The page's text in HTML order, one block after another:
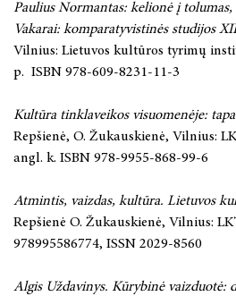
Paulius Normantas: kelionė į tolumas,
Vakarai: komparatyvistinės studijos
Vilnius: Lietuvos kultūros tyrimų
p. ISBN 978-609-8231-11-3
Kultūra tinklaveikos visuomenėje:
Repšienė, O. Žukauskienė, Vilnius:
angl. k. ISBN 978-9955-868-99-6
Atmintis, vaizdas, kultūra. Lietuvos
Repšienė O. Žukauskienė, Vilnius:
978995586774, ISSN 2029-8560
Algis Uždavinys. Kūrybinė vaizduotė: